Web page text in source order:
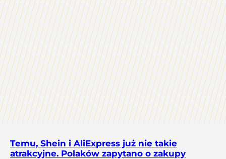
Temu, Shein i AliExpress już nie takie
atrakcyjne. Polaków zapytano o zakupy